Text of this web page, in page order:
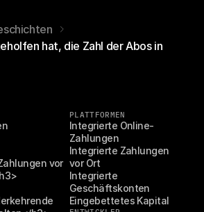
hat, die Zahl der Abos in
vor
PLATTFORMEN
Integrierte Online-
Zahlungen
Integrierte Zahlungen
vor Ort
Integrierte
Geschäftskonten
Eingebettetes Kapital